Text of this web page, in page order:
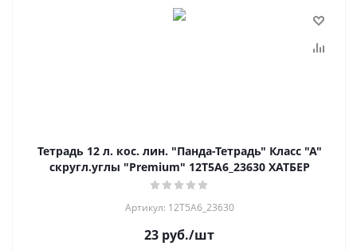
Тетрадь 12 л. кос. лин. "Панда-Тетрадь" Класс "A"
скругл.углы "Premium" 12Т5A6_23630 ХАТБЕР
Артикул: 12Т5A6_23630
23 руб./шт